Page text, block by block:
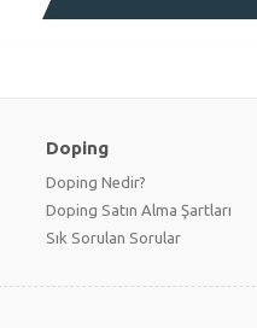
Doping
Doping Nedir?
Doping Satın Alma Şartları
Sık Sorulan Sorular